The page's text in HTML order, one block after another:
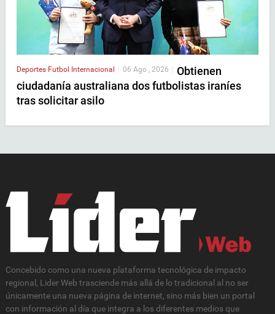
Deportes Futbol Internacional | 06 Ago , 2026 | Obtienen
ciudadanía australiana dos futbolistas iraníes
tras solicitar asilo
Concebido como una nueva plataforma tecnológica de impacto
regional, Lider Web trasciende más allá de lo tradicional al no ser
únicamente una nueva página de internet, sino más bien un portal
con información al día que integra a los diferentes medios que